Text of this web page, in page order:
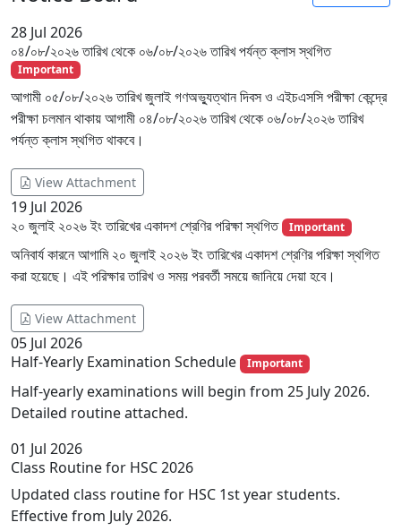
28 Jul 2026
০৪/০৮/২০২৬ তারিখ থেকে ০৬/০৮/২০২৬ তারিখ পর্যন্ত ক্লাস স্থগিত
Important
আগামী ০৫/০৮/২০২৬ তারিখ জুলাই গণঅভ্যুত্থান দিবস ও এইচএসসি পরীক্ষা কেন্দ্রে
পরীক্ষা চলমান থাকায় আগামী ০৪/০৮/২০২৬ তারিখ থেকে ০৬/০৮/২০২৬ তারিখ
পর্যন্ত ক্লাস স্থগিত থাকবে।
View Attachment
19 Jul 2026
২০ জুলাই ২০২৬ ইং তারিখের একাদশ শ্রেণির পরিক্ষা স্থগিত
Important
অনিবার্য কারনে আগামি ২০ জুলাই ২০২৬ ইং তারিখের একাদশ শ্রেণির পরিক্ষা স্থগিত
করা হয়েছে। এই পরিক্ষার তারিখ ও সময় পরবর্তী সময়ে জানিয়ে দেয়া হবে।
View Attachment
05 Jul 2026
Half-Yearly Examination Schedule
Important
Half-yearly examinations will begin from 25 July 2026.
Detailed routine attached.
01 Jul 2026
Class Routine for HSC 2026
Updated class routine for HSC 1st year students.
Effective from July 2026.